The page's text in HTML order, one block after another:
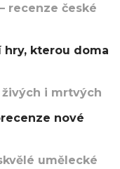
recenze české
hry, kterou doma
i mrtvých
nové
umělecké